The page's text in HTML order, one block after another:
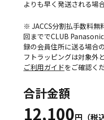
よりも早く発送される場
※ JACCS分割払手数料無
回まででCLUB
録の会員住所に送る場合
フトラッピングは対象外
ご利用ガイドをご確認く
合計金額
12,100円（税込